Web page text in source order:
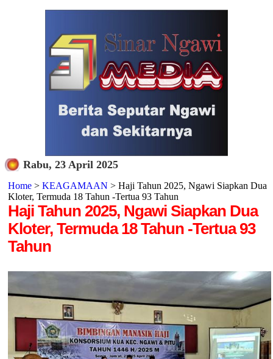
Rabu, 23 April 2025
Home> KEAGAMAAN > Haji Tahun 2025, Ngawi Siapkan Dua
Kloter, Termuda 18 Tahun -Tertua 93 Tahun
Haji Tahun 2025, Ngawi Siapkan Dua
Kloter, Termuda 18 Tahun -Tertua 93
Tahun